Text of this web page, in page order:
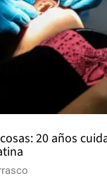
20 años